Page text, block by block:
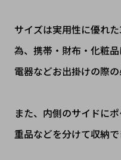
サイズは実用性に優れ
為、携帯・財布・化粧
電器などお出掛けの際の
また、内側のサイドに
重品などを分けて収納で